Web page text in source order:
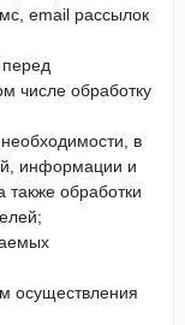
email рассылок
числе обработку
в
информации и
также обработки
осуществления